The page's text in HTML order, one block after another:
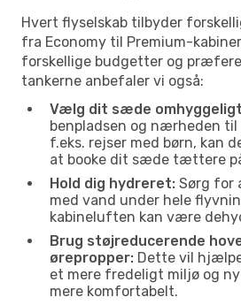
Hvert flyselskab tilbyder
fra Economy til Premium-
forskellige budgetter og
tankerne anbefaler vi også:
Vælg dit sæde
benpladsen og nærheden
f.eks. rejser med børn, kan
at booke dit sæde tættere
Hold dig hydreret: Sørg for
med vand under hele
kabineluften kan være
Brug støjreducerende
ørepropper: Dette vil
et mere fredeligt miljø og
mere komfortabelt.